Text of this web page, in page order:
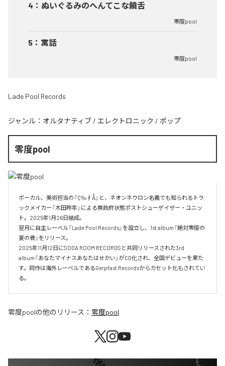
4 ： ぬいぐるみのへんてこな饒舌
零度pool
5 ： 寓話
零度pool
Lade Pool Records
ジャンル： オルタナティブ / エレクトロニック / ポップ
零度pool
ボーカル、美術担当の『Ç‰∮Å』と、ネオンネウロン名義でも知られるトラ
ックメイカー『木田昨年』による無政府状態ポストシューゲイザー・ユニッ
ト。2025年1月26日結成。
翌月に自主レーベル『Lade Pool Records』を設立し、1st album『絶対零度の
夏の骨』をリリース。
2025年11月12日にSODA ROOM RECORDSと共同リリースされた3rd
album『あなたマイナスあなたはせかい』がCD化され、全国デビューを果た
す。同作は海外レーベルであるGerpfast Recordsからカセット化もされてい
る。
零度poolの他のリリース： 零度pool